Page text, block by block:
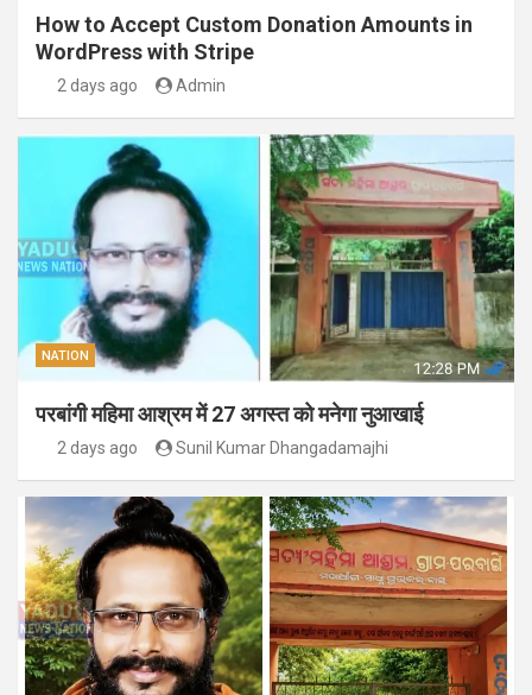
How to Accept Custom Donation Amounts in
WordPress with Stripe
2 days ago Admin
NATION
परबांगी महिमा आश्रम में 27 अगस्त को मनेगा नुआखाई
2 days ago Sunil Kumar Dhangadamajhi